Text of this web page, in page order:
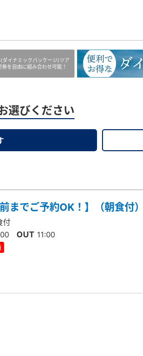
イナミックパッケージ)ツア
を自由に組み合わせ可能！
選びください
前までご予約OK！】（朝食付
付
OUT 11:00